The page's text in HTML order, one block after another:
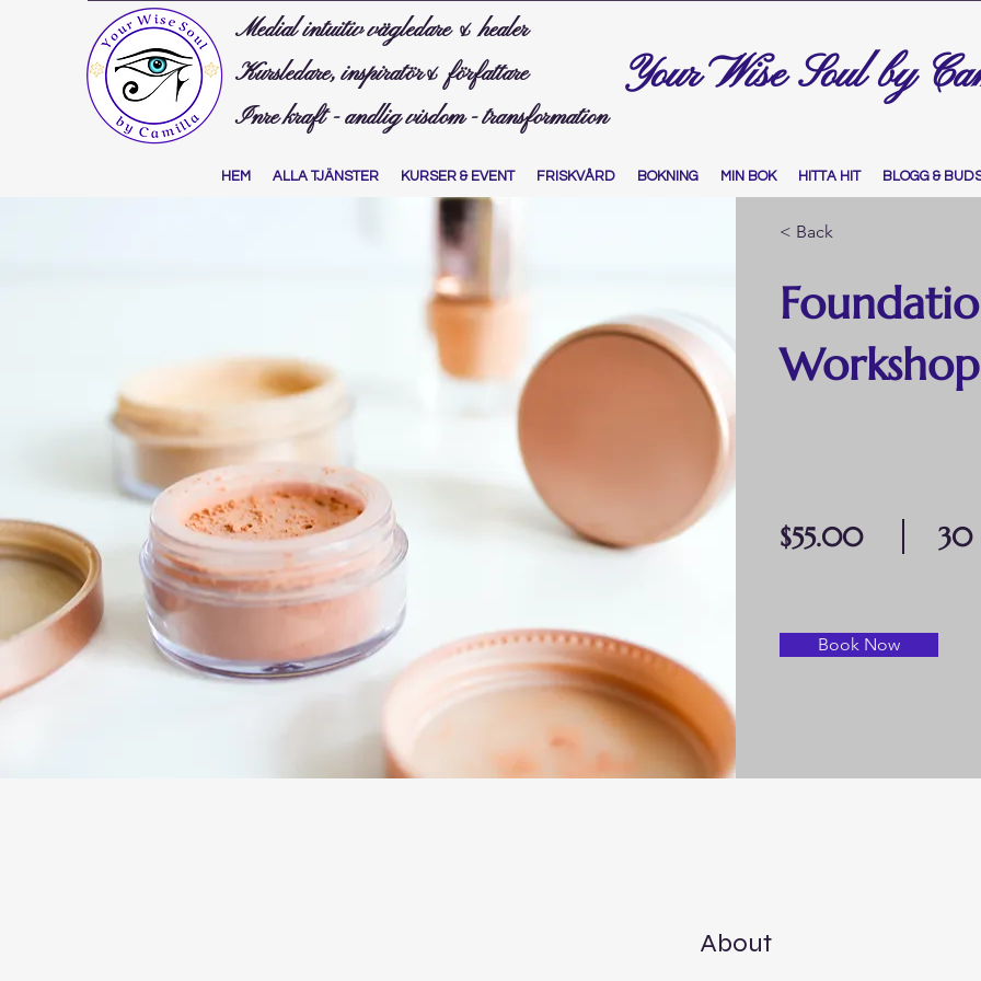
Medial intuitiv vägledare & healer
Kursledare, inspiratör& författare
Inre kraft - andlig visdom - transformation
Your Wise Soul by
HEM ALLA TJÄNSTER KURSER & EVENT FRISKVÅRD BOKNING MIN BOK HITTA HIT BLOGG &
< Back
Workshop
$55.00 30
Book Now
About